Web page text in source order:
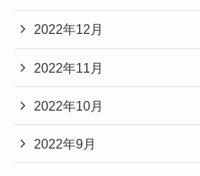
2022年12月
2022年11月
2022年10月
2022年9月